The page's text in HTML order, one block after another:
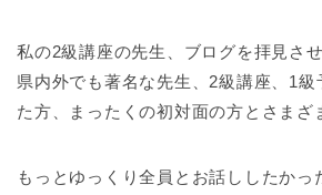
私の2級講座の先生、ブログを拝見さ
県内外でも著名な先生、2級講座、1級
た方、まったくの初対面の方とさまざ
もっとゆっくり全員とお話ししたかっ